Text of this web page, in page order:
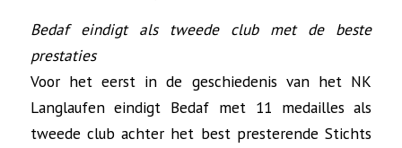
Bedaf eindigt als tweede club met de beste
prestaties
Voor het eerst in de geschiedenis van het NK
Langlaufen eindigt Bedaf met 11 medailles als
tweede club achter het best presterende Stichts